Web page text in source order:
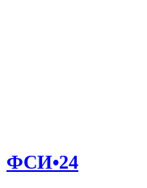
ФСИ•24